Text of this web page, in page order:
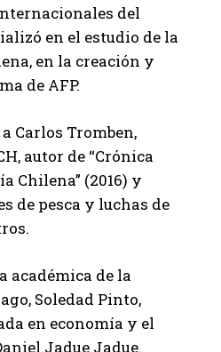
del
en el estudio de la
en la creación y
de AFP.
Carlos Tromben,
autor de “Crónica
Chilena” (2016) y
de pesca y luchas de
académica de la
Soledad Pinto,
en economía y el
Jadue Jadue.